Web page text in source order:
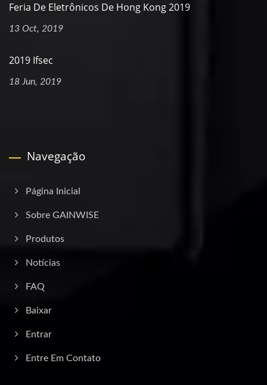
Feria De Eletrônicos De Hong Kong 2019
13 Oct, 2019
2019 Ifsec
18 Jun, 2019
Navegação
Página Inicial
Sobre GAINWISE
Produtos
Notícias
FAQ
Baixar
Entrar
Entre Em Contato